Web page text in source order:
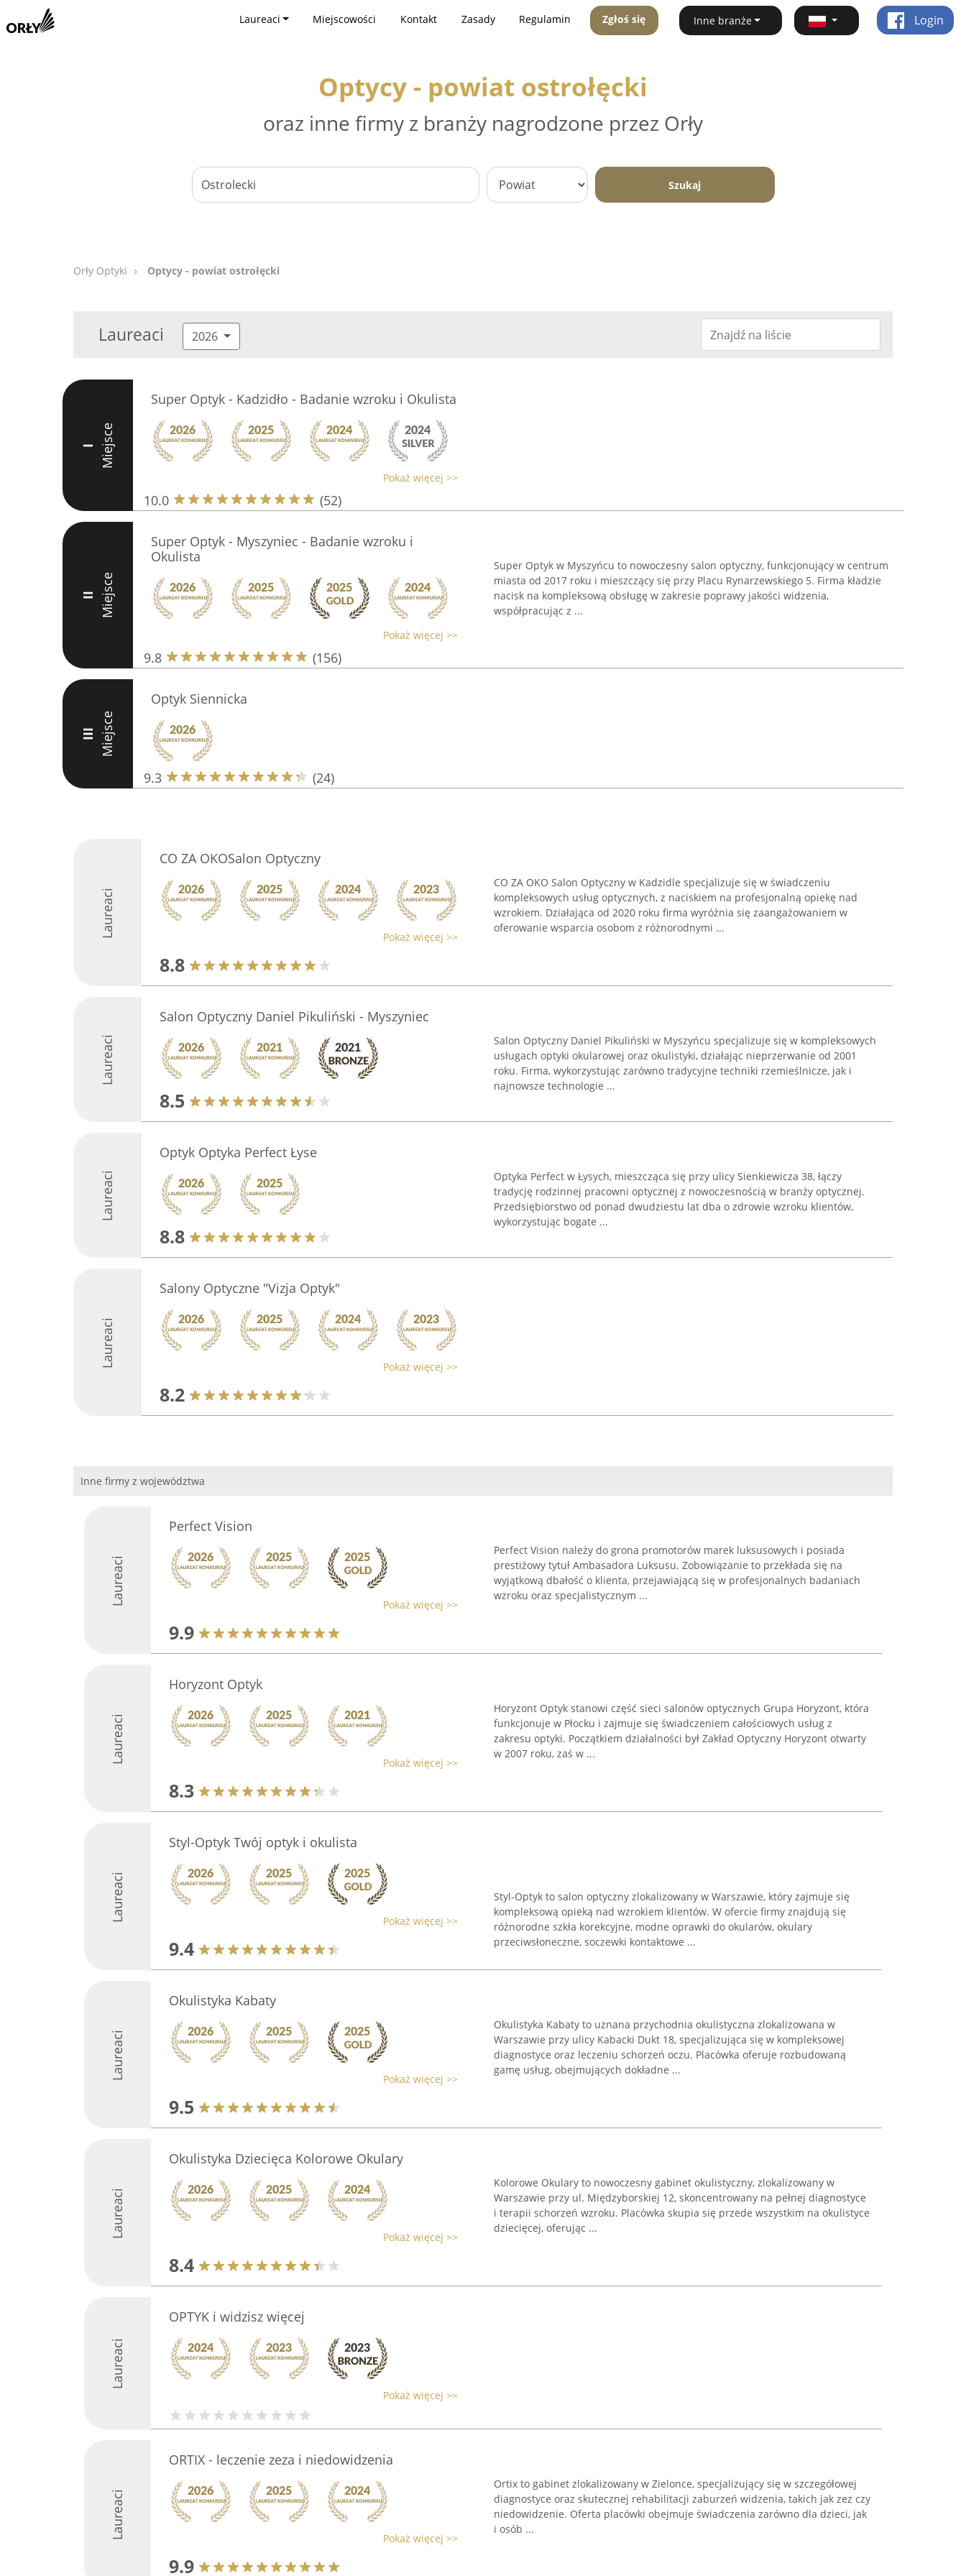
Laureaci Miejscowości Kontakt Zasady Regulamin Zgłoś się Inne branże Login
Optycy - powiat ostrołęcki
oraz inne firmy z branży nagrodzone przez Orły
Szukaj
Orły Optyki Optycy - powiat ostrołęcki
Laureaci 2026
I Miejsce
Super Optyk - Kadzidło - Badanie wzroku i Okulista
Pokaż więcej >>
10.0 (52)
II Miejsce
Super Optyk - Myszyniec - Badanie wzroku i
Okulista
Pokaż więcej >>
9.8 (156)
Super Optyk w Myszyńcu to nowoczesny salon optyczny, funkcjonujący w centrum
miasta od 2017 roku i mieszczący się przy Placu Rynarzewskiego 5. Firma kładzie
nacisk na kompleksową obsługę w zakresie poprawy jakości widzenia,
współpracując z ...
III Miejsce
Optyk Siennicka
9.3 (24)
Laureaci
CO ZA OKOSalon Optyczny
Pokaż więcej >>
8.8
CO ZA OKO Salon Optyczny w Kadzidle specjalizuje się w świadczeniu
kompleksowych usług optycznych, z naciskiem na profesjonalną opiekę nad
wzrokiem. Działająca od 2020 roku firma wyróżnia się zaangażowaniem w
oferowanie wsparcia osobom z różnorodnymi ...
Laureaci
Salon Optyczny Daniel Pikuliński - Myszyniec
8.5
Salon Optyczny Daniel Pikuliński w Myszyńcu specjalizuje się w kompleksowych
usługach optyki okularowej oraz okulistyki, działając nieprzerwanie od 2001
roku. Firma, wykorzystując zarówno tradycyjne techniki rzemieślnicze, jak i
najnowsze technologie ...
Laureaci
Optyk Optyka Perfect Łyse
8.8
Optyka Perfect w Łysych, mieszcząca się przy ulicy Sienkiewicza 38, łączy
tradycję rodzinnej pracowni optycznej z nowoczesnością w branży optycznej.
Przedsiębiorstwo od ponad dwudziestu lat dba o zdrowie wzroku klientów,
wykorzystując bogate ...
Laureaci
Salony Optyczne "Vizja Optyk"
Pokaż więcej >>
8.2
Inne firmy z województwa
Laureaci
Perfect Vision
Pokaż więcej >>
9.9
Perfect Vision należy do grona promotorów marek luksusowych i posiada
prestiżowy tytuł Ambasadora Luksusu. Zobowiązanie to przekłada się na
wyjątkową dbałość o klienta, przejawiającą się w profesjonalnych badaniach
wzroku oraz specjalistycznym ...
Laureaci
Horyzont Optyk
Pokaż więcej >>
8.3
Horyzont Optyk stanowi część sieci salonów optycznych Grupa Horyzont, która
funkcjonuje w Płocku i zajmuje się świadczeniem całościowych usług z
zakresu optyki. Początkiem działalności był Zakład Optyczny Horyzont otwarty
w 2007 roku, zaś w ...
Laureaci
Styl-Optyk Twój optyk i okulista
Pokaż więcej >>
9.4
Styl-Optyk to salon optyczny zlokalizowany w Warszawie, który zajmuje się
kompleksową opieką nad wzrokiem klientów. W ofercie firmy znajdują się
różnorodne szkła korekcyjne, modne oprawki do okularów, okulary
przeciwsłoneczne, soczewki kontaktowe ...
Laureaci
Okulistyka Kabaty
Pokaż więcej >>
9.5
Okulistyka Kabaty to uznana przychodnia okulistyczna zlokalizowana w
Warszawie przy ulicy Kabacki Dukt 18, specjalizująca się w kompleksowej
diagnostyce oraz leczeniu schorzeń oczu. Placówka oferuje rozbudowaną
gamę usług, obejmujących dokładne ...
Laureaci
Okulistyka Dziecięca Kolorowe Okulary
Pokaż więcej >>
8.4
Kolorowe Okulary to nowoczesny gabinet okulistyczny, zlokalizowany w
Warszawie przy ul. Międzyborskiej 12, skoncentrowany na pełnej diagnostyce
i terapii schorzeń wzroku. Placówka skupia się przede wszystkim na okulistyce
dziecięcej, oferując ...
Laureaci
OPTYK i widzisz więcej
Pokaż więcej >>
Laureaci
ORTIX - leczenie zeza i niedowidzenia
Pokaż więcej >>
9.9
Ortix to gabinet zlokalizowany w Zielonce, specjalizujący się w szczegółowej
diagnostyce oraz skutecznej rehabilitacji zaburzeń widzenia, takich jak zez czy
niedowidzenie. Oferta placówki obejmuje świadczenia zarówno dla dzieci, jak
i osób ...